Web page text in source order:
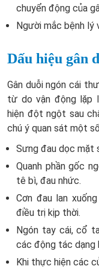
chuyển động của
Người mắc bệnh lý
Dấu hiệu gân
Gân duỗi ngón cái
từ do vận động lặp
hiện đột ngột sau
chú ý quan sát một
Sưng đau dọc mặt
Quanh phần gốc
tê bì, đau nhức.
Cơn đau lan
điều trị kịp thời.
Ngón tay cái, cổ
các động tác dạng
Khi thực hiện các